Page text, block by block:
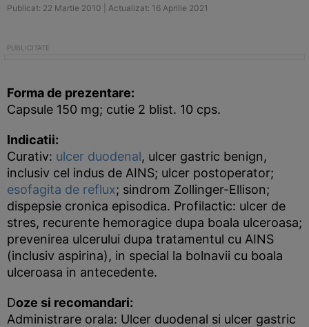
Publicat: 22 Martie 2010 | Actualizat: 16 Aprilie 2021
Forma de prezentare:
Capsule 150 mg; cutie 2 blist. 10 cps.
Indicatii:
Curativ: ulcer duodenal, ulcer gastric benign,
inclusiv cel indus de AINS; ulcer postoperator;
esofagita de reflux; sindrom Zollinger-Ellison;
dispepsie cronica episodica. Profilactic: ulcer de
stres, recurente hemoragice dupa boala ulceroasa;
prevenirea ulcerului dupa tratamentul cu AINS
(inclusiv aspirina), in special la bolnavii cu boala
ulceroasa in antecedente.
Doze si recomandari:
Administrare orala: Ulcer duodenal si ulcer gastric